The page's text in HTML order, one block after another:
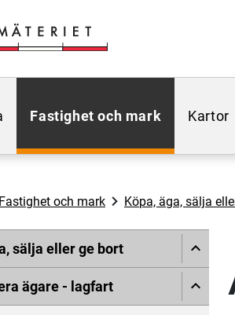
Fastighet och mark Kartor
Fastighet och mark Köpa, äga, sälja
sälja eller ge bort
ägare - lagfart